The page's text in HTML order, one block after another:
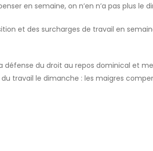
en semaine, on n’en n’a pas plus le
et des surcharges de travail en
défense du droit au repos dominical et
travail le dimanche : les maigres